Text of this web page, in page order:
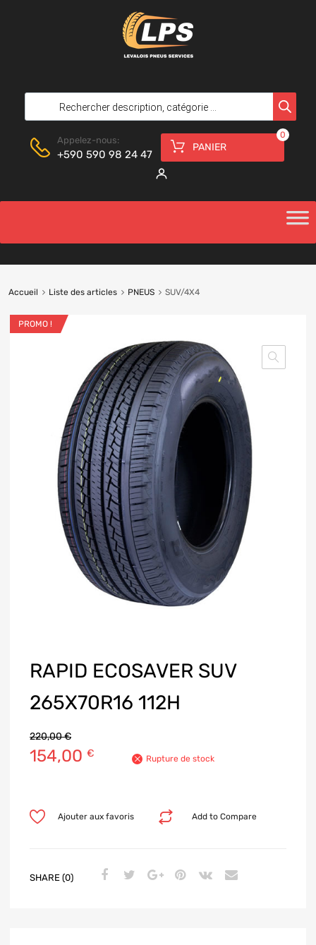
Appelez-nous:
+590 590 98 24 47
PANIER
0
Accueil Liste des articles PNEUS SUV/4X4
PROMO !
RAPID ECOSAVER SUV
265X70R16 112H
220,00€
154,00 € Rupture de stock
Add to Compare
Ajouter aux favoris
SHARE (0)